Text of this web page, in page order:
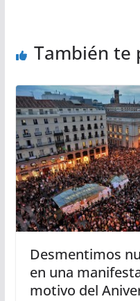
También te
Desmentimos
en una
motivo del